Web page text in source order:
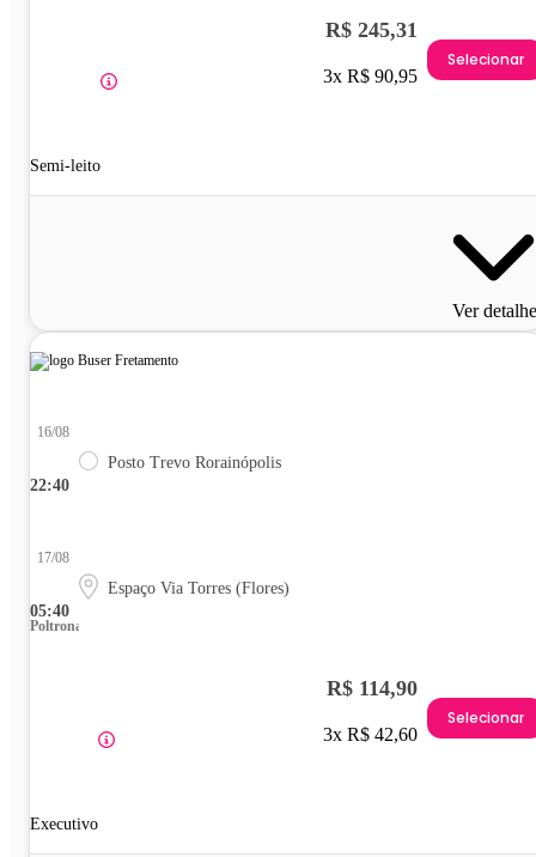
Semi-leito
R$ 245,31
3x R$ 90,95
Selecionar
Ver
22:40
16/08
Posto Trevo Rorainópolis
05:40
17/08
Espaço Via Torres (Flores)
Poltrona
Executivo
R$ 114,90
3x R$ 42,60
Selecionar